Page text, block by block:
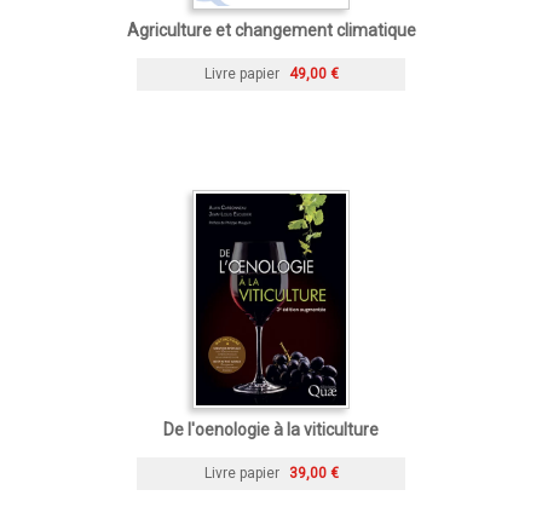
Agriculture et changement climatique
Livre papier 49,00 €
De l'oenologie à la viticulture
Livre papier 39,00 €